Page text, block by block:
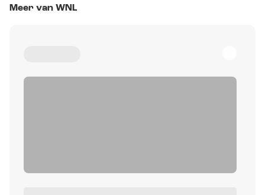
Meer van WNL